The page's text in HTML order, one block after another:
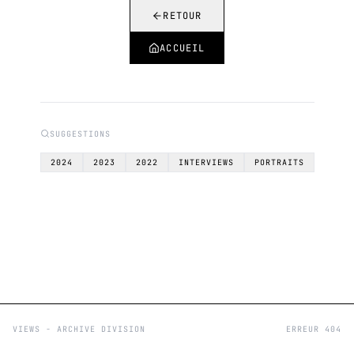
RETOUR
ACCUEIL
SUGGESTIONS
2024 2023 2022 INTERVIEWS PORTRAITS
VIEWS - ARCHIVE DIVISION ERREUR 404